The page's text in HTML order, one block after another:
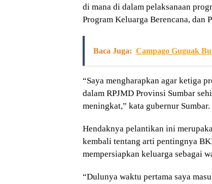
di mana di dalam pelaksanaan
Program Keluarga Berencana, dan
Baca Juga: Campago Guguak
“Saya mengharapkan agar ketiga
dalam RPJMD Provinsi Sumbar
meningkat,” kata gubernur Sumbar.
Hendaknya pelantikan ini
kembali tentang arti pentingnya
mempersiapkan keluarga sebagai
“Dulunya waktu pertama saya